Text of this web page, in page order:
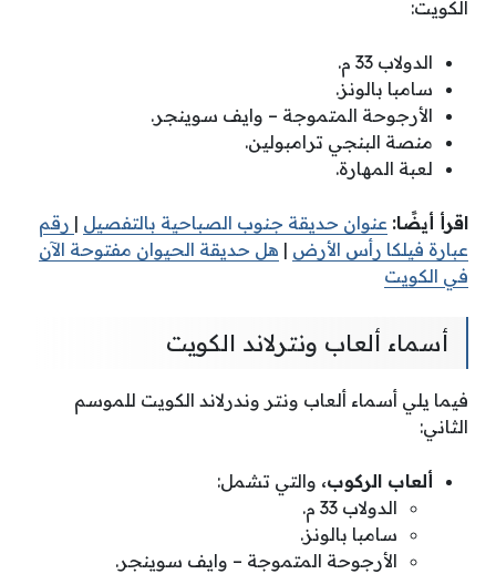
الكويت:
الدولاب 33 م.
سامبا بالونز.
الأرجوحة المتموجة – وايف سوينجر.
منصة البنجي ترامبولين.
لعبة المهارة.
اقرأ أيضًا: عنوان حديقة جنوب الصباحية بالتفصيل | رقم
عبارة فيلكا رأس الأرض | هل حديقة الحيوان مفتوحة الآن
في الكويت
أسماء ألعاب ونترلاند الكويت
فيما يلي أسماء ألعاب ونتر وندرلاند الكويت للموسم
الثاني:
ألعاب الركوب، والتي تشمل:
الدولاب 33 م.
سامبا بالونز.
الأرجوحة المتموجة – وايف سوينجر.